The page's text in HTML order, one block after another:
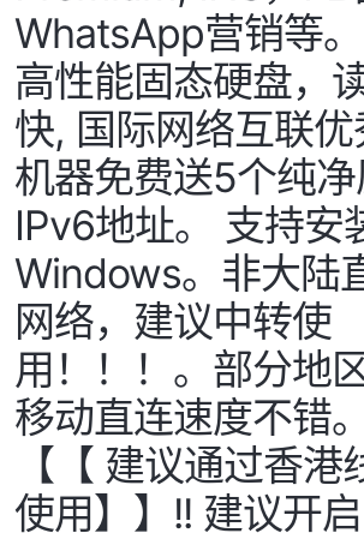
WhatsApp营销等
高性能固态硬盘，
快, 国际网络互联
机器免费送5个纯
IPv6地址。 支持安
Windows。非大陆
网络，建议中转使
用！！！。部分地
移动直连速度不错
【【 建议通过香港
使用】】!! 建议开